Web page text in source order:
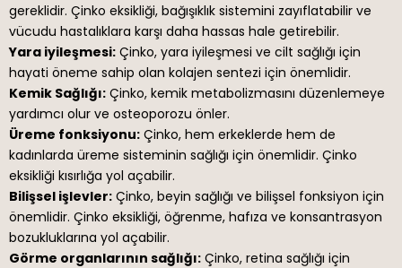
gereklidir. Çinko eksikliği, bağışıklık sistemini zayıflatabilir ve
vücudu hastalıklara karşı daha hassas hale getirebilir.
Yara iyileşmesi: Çinko, yara iyileşmesi ve cilt sağlığı için
hayati öneme sahip olan kolajen sentezi için önemlidir.
Kemik Sağlığı: Çinko, kemik metabolizmasını düzenlemeye
yardımcı olur ve osteoporozu önler.
Üreme fonksiyonu: Çinko, hem erkeklerde hem de
kadınlarda üreme sisteminin sağlığı için önemlidir. Çinko
eksikliği kısırlığa yol açabilir.
Bilişsel işlevler: Çinko, beyin sağlığı ve bilişsel fonksiyon için
önemlidir. Çinko eksikliği, öğrenme, hafıza ve konsantrasyon
bozukluklarına yol açabilir.
Görme organlarının sağlığı: Çinko, retina sağlığı için